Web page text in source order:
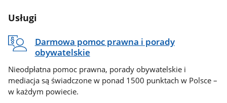
Usługi
Darmowa pomoc prawna i porady
obywatelskie
Nieodpłatna pomoc prawna, porady obywatelskie i
mediacja są świadczone w ponad 1500 punktach w Polsce –
w każdym powiecie.